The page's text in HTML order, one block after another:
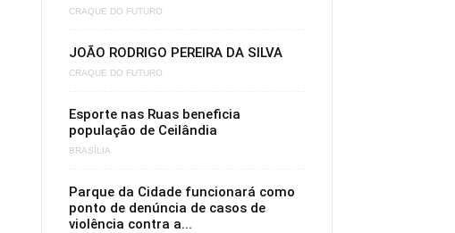
CRAQUE DO FUTURO
JOÃO RODRIGO PEREIRA DA SILVA
CRAQUE DO FUTURO
Esporte nas Ruas beneficia
população de Ceilândia
BRASÍLIA
Parque da Cidade funcionará como
ponto de denúncia de casos de
violência contra a...